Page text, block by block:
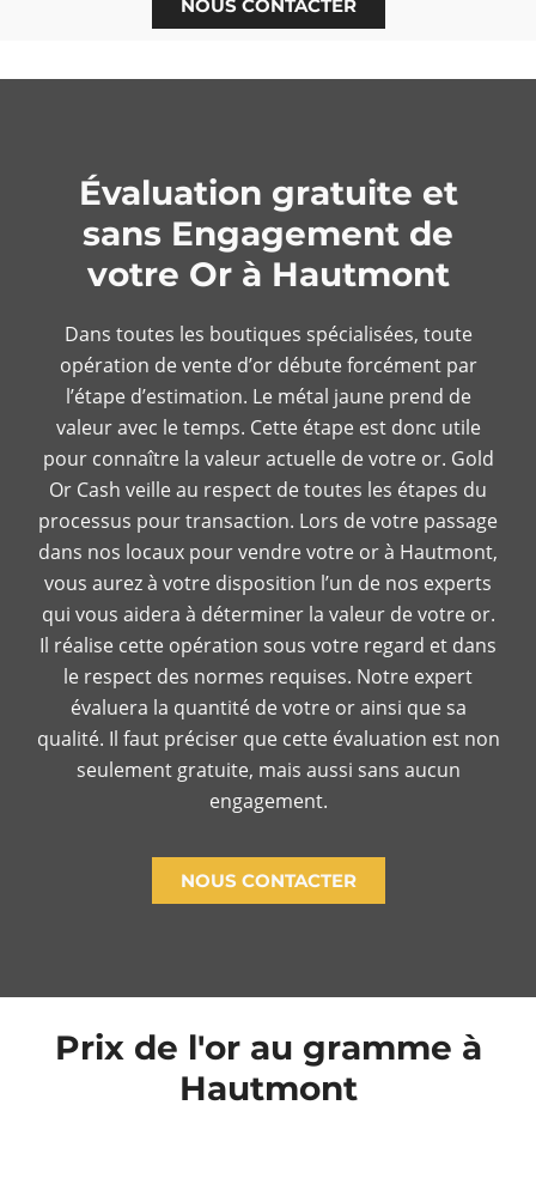
NOUS CONTACTER
Évaluation gratuite et
sans Engagement de
votre Or à Hautmont
Dans toutes les boutiques spécialisées, toute
opération de vente d’or débute forcément par
l’étape d’estimation. Le métal jaune prend de
valeur avec le temps. Cette étape est donc utile
pour connaître la valeur actuelle de votre or. Gold
Or Cash veille au respect de toutes les étapes du
processus pour transaction. Lors de votre passage
dans nos locaux pour vendre votre or à Hautmont,
vous aurez à votre disposition l’un de nos experts
qui vous aidera à déterminer la valeur de votre or.
Il réalise cette opération sous votre regard et dans
le respect des normes requises. Notre expert
évaluera la quantité de votre or ainsi que sa
qualité. Il faut préciser que cette évaluation est non
seulement gratuite, mais aussi sans aucun
engagement.
NOUS CONTACTER
Prix de l'or au gramme à
Hautmont